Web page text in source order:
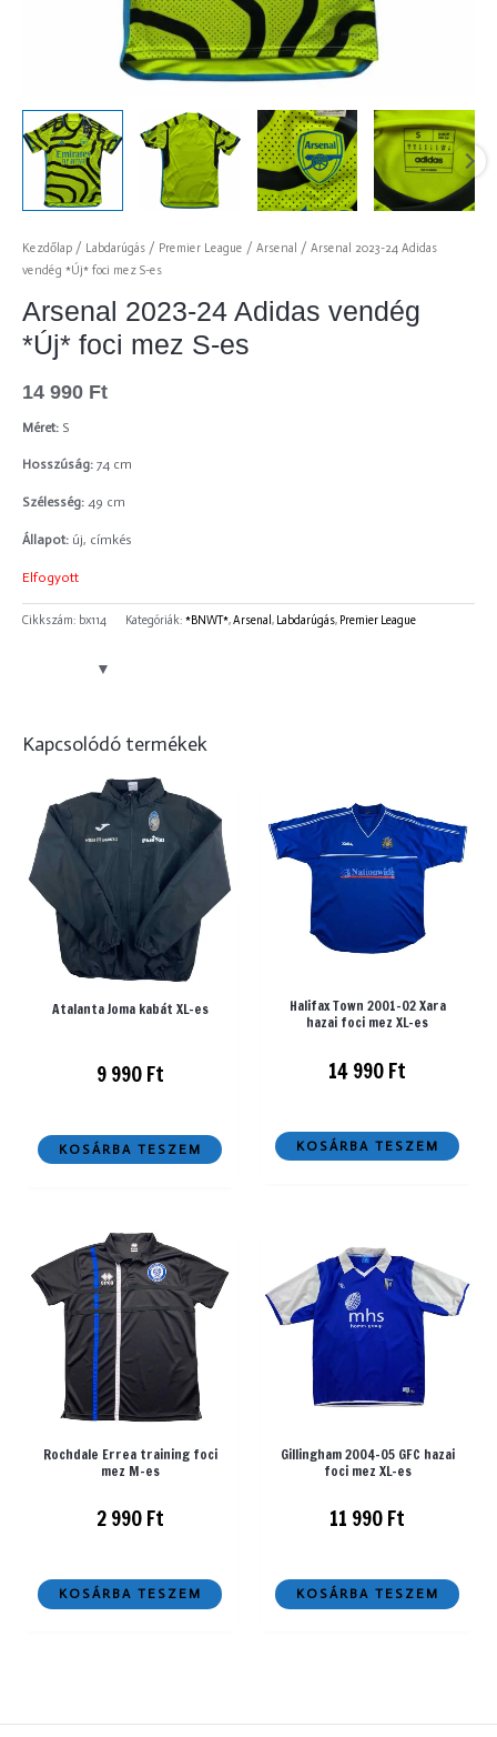
Kezdőlap / Labdarúgás / Premier League / Arsenal / Arsenal 2023-24 Adidas
vendég *Új* foci mez S-es
Arsenal 2023-24 Adidas vendég
*Új* foci mez S-es
14 990 Ft
Méret: S
Hosszúság: 74 cm
Szélesség: 49 cm
Állapot: új, címkés
Elfogyott
Cikkszám: bx114 Kategóriák: *BNWT*,Arsenal , Labdarúgás, Premier League
Kapcsolódó termékek
Atalanta Joma kabát XL-es
9 990Ft
KOSÁRBA TESZEM
Halifax Town 2001-02 Xara
hazai foci mez XL-es
14 990Ft
KOSÁRBA TESZEM
Rochdale Errea training foci
mez M-es
2 990Ft
KOSÁRBA TESZEM
Gillingham 2004-05 GFC hazai
foci mez XL-es
11 990Ft
KOSÁRBA TESZEM